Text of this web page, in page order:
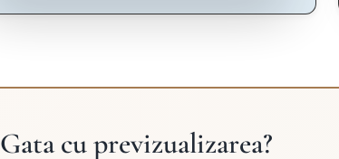
Gata cu previzualizarea?